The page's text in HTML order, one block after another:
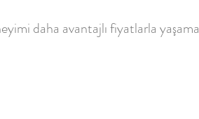
daha avantajlı fiyatlarla yaşama